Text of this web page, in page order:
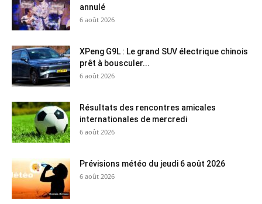
annulé
6 août 2026
XPeng G9L : Le grand SUV électrique chinois
prêt à bousculer...
6 août 2026
Résultats des rencontres amicales
internationales de mercredi
6 août 2026
Prévisions météo du jeudi 6 août 2026
6 août 2026